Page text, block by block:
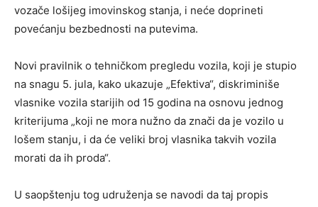
vozače lošijeg imovinskog stanja, i neće doprineti
povećanju bezbednosti na putevima.
Novi pravilnik o tehničkom pregledu vozila, koji je stupio
na snagu 5. jula, kako ukazuje „Efektiva“, diskriminiše
vlasnike vozila starijih od 15 godina na osnovu jednog
kriterijuma „koji ne mora nužno da znači da je vozilo u
lošem stanju, i da će veliki broj vlasnika takvih vozila
morati da ih proda“.
U saopštenju tog udruženja se navodi da taj propis